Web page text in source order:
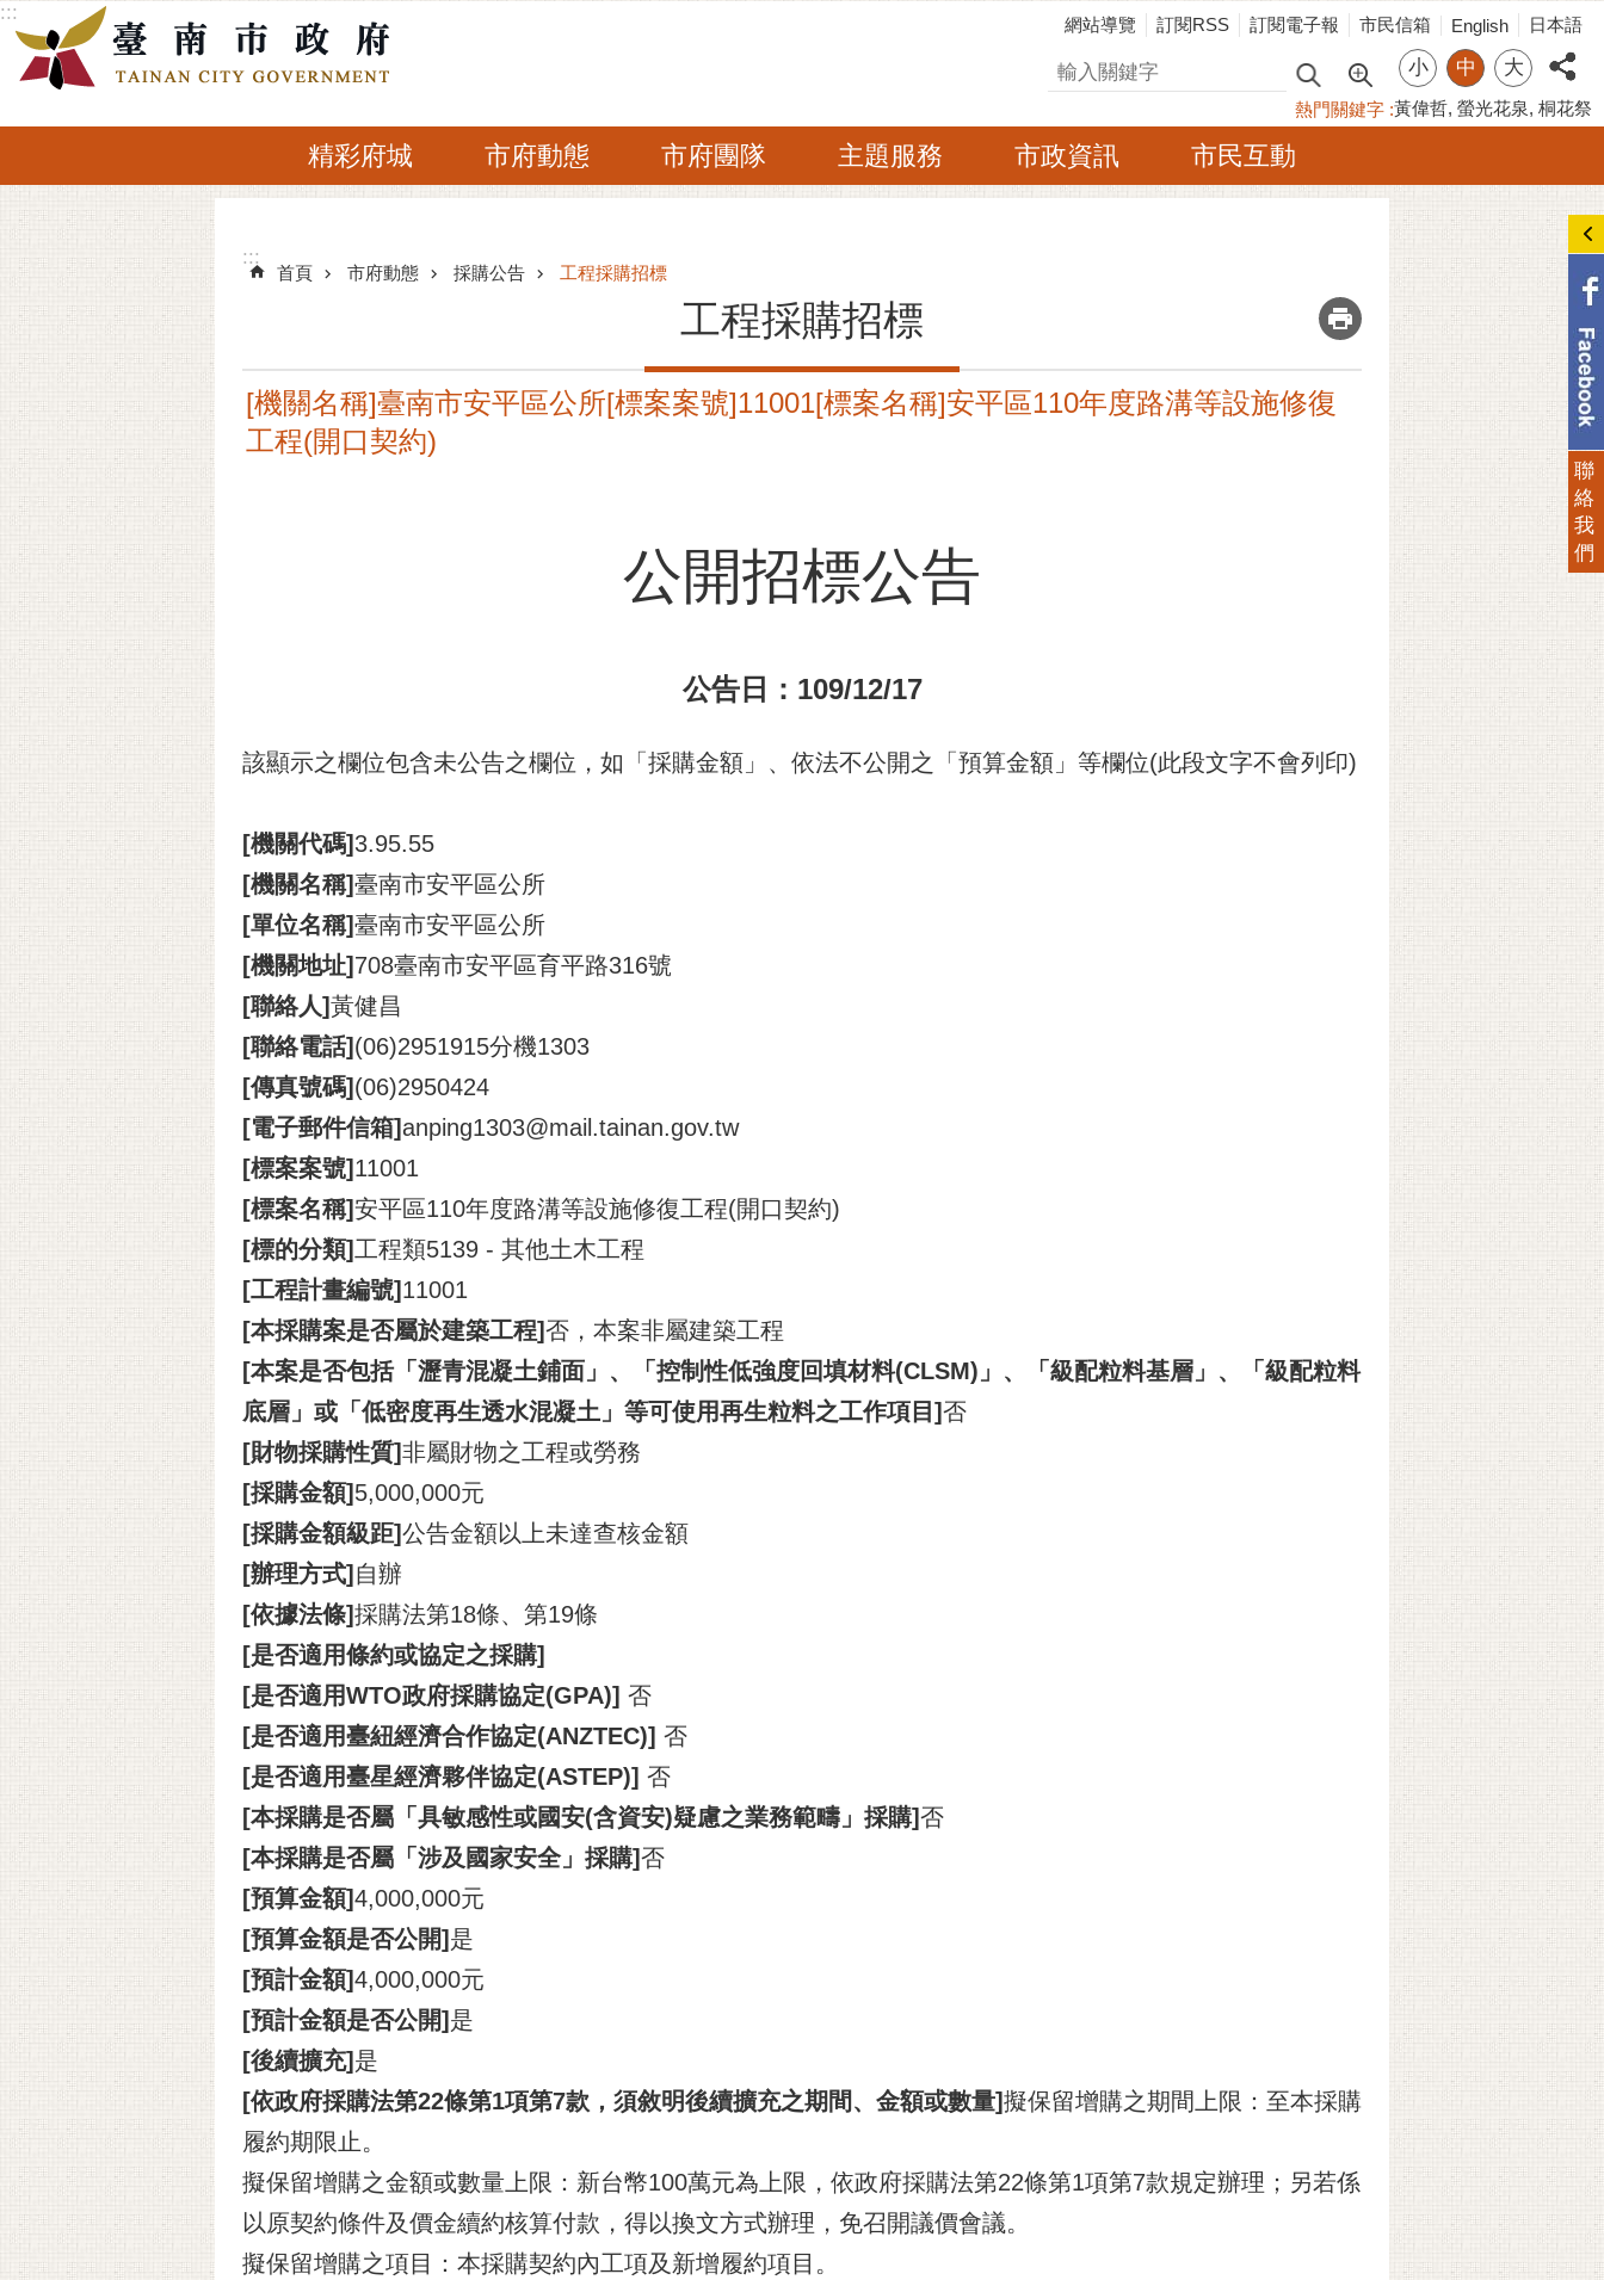
跳到主要內容區塊
:::
網站導覽 訂閱RSS 訂閱電子報 市民信箱 English 日本語
搜尋 小 中 大
熱門關鍵字 黃偉哲 螢光花泉 桐花祭
精彩府城 市府動態 市府團隊 主題服務 市政資訊 市民互動
:::
:::
首頁 市府動態 採購公告 工程採購招標
工程採購招標 _
[機關名稱]臺南市安平區公所[標案案號]11001[標案名稱]安平區110年度路溝等設施修復
工程(開口契約)
公開招標公告
公告日：109/12/17
該顯示之欄位包含未公告之欄位，如「採購金額」、依法不公開之「預算金額」等欄位(此段文字不會列印)
[機關代碼] 3.95.55
[機關名稱]臺南市安平區公所
[單位名稱]臺南市安平區公所
[機關地址] 708臺南市安平區育平路316號
[聯絡人]黃健昌
[聯絡電話] (06)2951915分機1303
[傳真號碼] (06)2950424
[電子郵件信箱]anping1303@mail.tainan.gov.tw
[標案案號] 11001
[標案名稱]安平區110年度路溝等設施修復工程(開口契約)
[標的分類] 工程類5139 - 其他土木工程
[工程計畫編號] 11001
[本採購案是否屬於建築工程]否，本案非屬建築工程
[本案是否包括「瀝青混凝土鋪面」、「控制性低強度回填材料(CLSM)」、「級配粒料基層」、「級配粒料
底層」或「低密度再生透水混凝土」等可使用再生粒料之工作項目]否
[財物採購性質]非屬財物之工程或勞務
[採購金額] 5,000,000元
[採購金額級距]公告金額以上未達查核金額
[辦理方式] 自辦
[依據法條]採購法第18條、第19條
[是否適用條約或協定之採購]
[是否適用WTO政府採購協定(GPA)] 否
[是否適用臺紐經濟合作協定(ANZTEC)] 否
[是否適用臺星經濟夥伴協定(ASTEP)] 否
[本採購是否屬「具敏感性或國安(含資安)疑慮之業務範疇」採購]否
[本採購是否屬「涉及國家安全」採購]否
[預算金額]4,000,000元
[預算金額是否公開] 是
[預計金額]4,000,000元
[預計金額是否公開] 是
[後續擴充] 是
[依政府採購法第22條第1項第7款，須敘明後續擴充之期間、金額或數量]擬保留增購之期間上限：至本採購
履約期限止。
擬保留增購之金額或數量上限：新台幣100萬元為上限，依政府採購法第22條第1項第7款規定辦理；另若係
以原契約條件及價金續約核算付款，得以換文方式辦理，免召開議價會議。
擬保留增購之項目：本採購契約內工項及新增履約項目。
聯
絡
我
們